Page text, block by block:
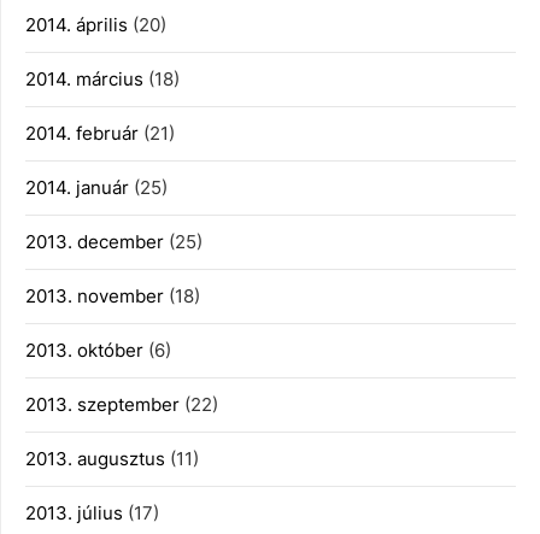
2014. április (20)
2014. március (18)
2014. február (21)
2014. január (25)
2013. december (25)
2013. november (18)
2013. október (6)
2013. szeptember (22)
2013. augusztus (11)
2013. július (17)